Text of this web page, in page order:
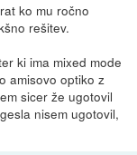
ko mu ročno
rešitev.
ki ima mixed mode
amisovo optiko z
sicer že ugotovil
nisem ugotovil,